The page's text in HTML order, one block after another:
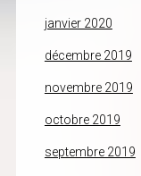
janvier 2020
décembre 2019
novembre 2019
octobre 2019
septembre 2019